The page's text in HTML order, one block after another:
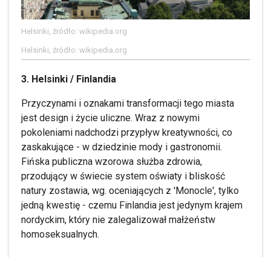
Helsinki, źródło: wikipedia.org
Helsinki, źródło: wikipedia.org
3. Helsinki / Finlandia
Przyczynami i oznakami transformacji tego miasta
jest design i życie uliczne. Wraz z nowymi
pokoleniami nadchodzi przypływ kreatywności, co
zaskakujące - w dziedzinie mody i gastronomii.
Fińska publiczna wzorowa służba zdrowia,
przodujący w świecie system oświaty i bliskość
natury zostawia, wg. oceniających z 'Monocle', tylko
jedną kwestię - czemu Finlandia jest jedynym krajem
nordyckim, który nie zalegalizował małżeństw
homoseksualnych.